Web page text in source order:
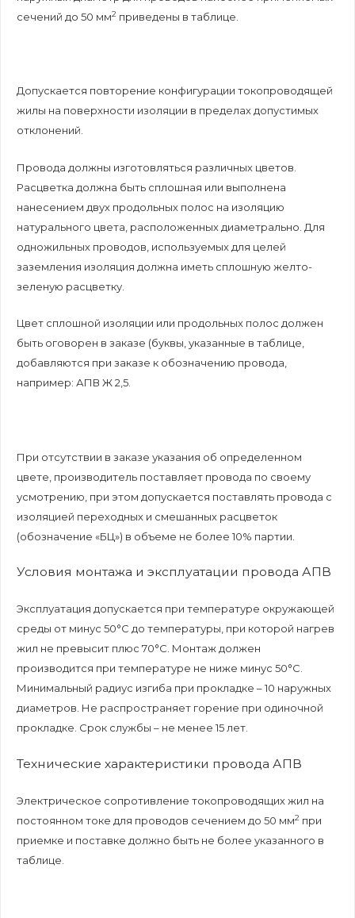
сечений до 50 мм2 приведены в таблице.
Допускается повторение конфигурации токопроводящей
жилы на поверхности изоляции в пределах допустимых
отклонений.
Провода должны изготовляться различных цветов.
Расцветка должна быть сплошная или выполнена
нанесением двух продольных полос на изоляцию
натурального цвета, расположенных диаметрально. Для
одножильных проводов, используемых для целей
заземления изоляция должна иметь сплошную желто-
зеленую расцветку.
Цвет сплошной изоляции или продольных полос должен
быть оговорен в заказе (буквы, указанные в таблице,
добавляются при заказе к обозначению провода,
например: АПВ Ж 2,5.
При отсутствии в заказе указания об определенном
цвете, производитель поставляет провода по своему
усмотрению, при этом допускается поставлять провода с
изоляцией переходных и смешанных расцветок
(обозначение «БЦ») в объеме не более 10% партии.
Условия монтажа и эксплуатации провода АПВ
Эксплуатация допускается при температуре окружающей
среды от минус 50°С до температуры, при которой нагрев
жил не превысит плюс 70°С. Монтаж должен
производится при температуре не ниже минус 50°С.
Минимальный радиус изгиба при прокладке – 10 наружных
диаметров. Не распространяет горение при одиночной
прокладке. Срок службы – не менее 15 лет.
Технические характеристики провода АПВ
Электрическое сопротивление токопроводящих жил на
постоянном токе для проводов сечением до 50 мм2 при
приемке и поставке должно быть не более указанного в
таблице.